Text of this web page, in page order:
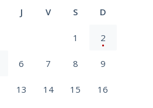
J V S D
1 2
6 7 8 9
13 14 15 16